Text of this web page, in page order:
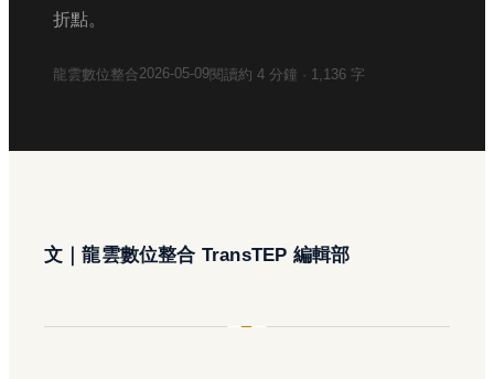
折點。
龍雲數位整合2026-05-09閱讀約 4 分鐘 · 1,136 字
文｜龍雲數位整合 TransTEP 編輯部